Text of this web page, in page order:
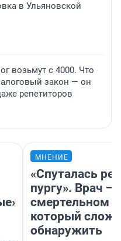
в Ульяновской
возьмут с 4000. Что
закон — он
репетиторов
МНЕНИЕ
«Спуталась
пургу». Врач —
смертельном
который
обнаружить